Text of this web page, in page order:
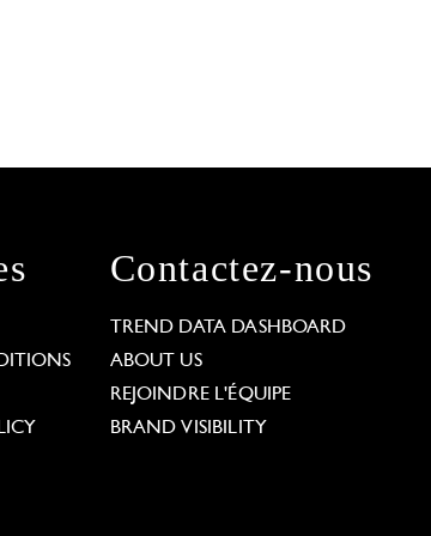
Contactez-nous
TREND DATA DASHBOARD
ABOUT US
REJOINDRE L'ÉQUIPE
BRAND VISIBILITY